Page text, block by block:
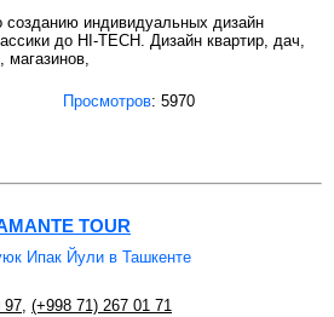
созданию индивидуальных дизайн
до HI-TECH. Дизайн квартир, дач,
магазинов,
Просмотров: 5970
TOUR
Ипак Йули в Ташкенте
97, (+998 71) 267 01 71